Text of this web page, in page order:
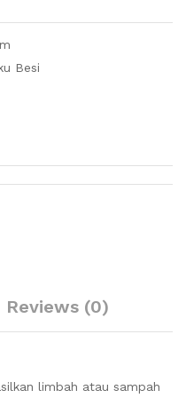
Besi
Reviews (0)
limbah atau sampah